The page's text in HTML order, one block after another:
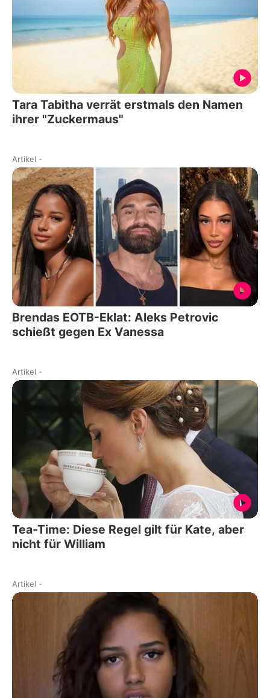
Tara Tabitha verrät erstmals den Namen
ihrer "Zuckermaus"
Artikel -
Brendas EOTB-Eklat: Aleks Petrovic
schießt gegen Ex Vanessa
Artikel -
Tea-Time: Diese Regel gilt für Kate, aber
nicht für William
Artikel -